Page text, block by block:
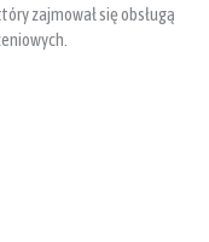
zajmował się obsługą